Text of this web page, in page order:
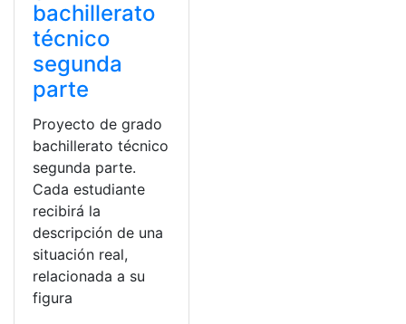
bachillerato
técnico
segunda
parte
Proyecto de grado
bachillerato técnico
segunda parte.
Cada estudiante
recibirá la
descripción de una
situación real,
relacionada a su
figura